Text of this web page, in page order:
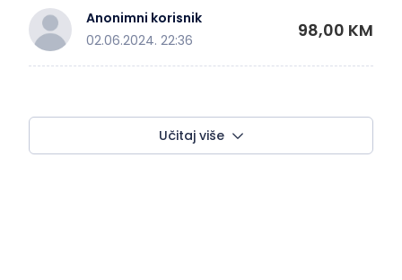
Anonimni korisnik
02.06.2024. 22:36
98,00 KM
Učitaj više